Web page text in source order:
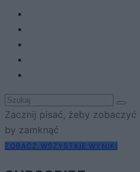
Zacznij pisać, żeby
by zamknąć
ZOBACZ WSZYSTKIE WYNIKI